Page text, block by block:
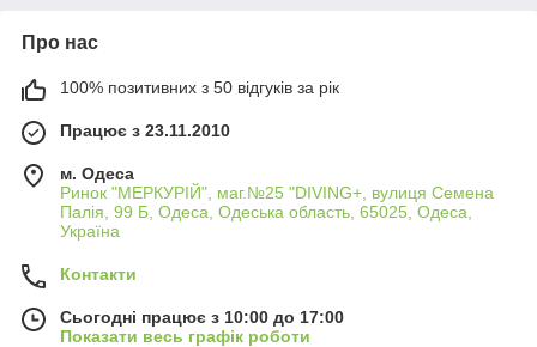
Про нас
100% позитивних з 50 відгуків за рік
Працює з 23.11.2010
м. Одеса
Ринок "МЕРКУРІЙ", маг.№25 "DIVING+, вулиця Семена
Палія, 99 Б, Одеса, Одеська область, 65025, Одеса,
Україна
Контакти
Сьогодні працює з 10:00 до 17:00
Показати весь графік роботи